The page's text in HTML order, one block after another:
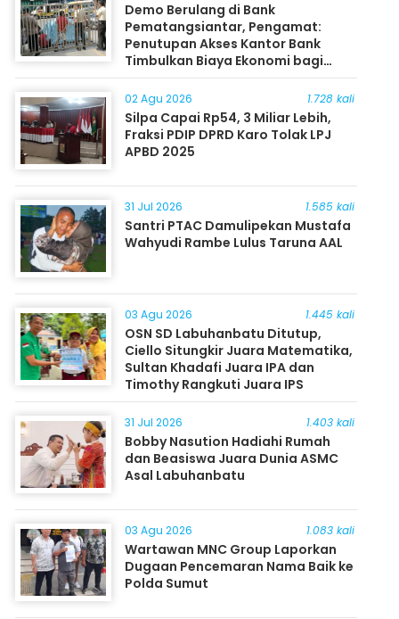
Demo Berulang di Bank
Pematangsiantar, Pengamat:
Penutupan Akses Kantor Bank
Timbulkan Biaya Ekonomi bagi
Masyarakat
02 Agu 2026 1.728 kali
Silpa Capai Rp54, 3 Miliar Lebih,
Fraksi PDIP DPRD Karo Tolak LPJ
APBD 2025
31 Jul 2026 1.585 kali
Santri PTAC Damulipekan Mustafa
Wahyudi Rambe Lulus Taruna AAL
03 Agu 2026 1.445 kali
OSN SD Labuhanbatu Ditutup,
Ciello Situngkir Juara Matematika,
Sultan Khadafi Juara IPA dan
Timothy Rangkuti Juara IPS
31 Jul 2026 1.403 kali
Bobby Nasution Hadiahi Rumah
dan Beasiswa Juara Dunia ASMC
Asal Labuhanbatu
03 Agu 2026 1.083 kali
Wartawan MNC Group Laporkan
Dugaan Pencemaran Nama Baik ke
Polda Sumut